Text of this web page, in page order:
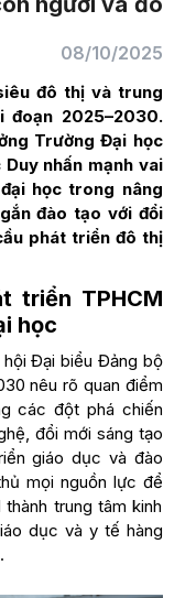
08/10/2025
đô thị và trung
2025–2030.
Trường Đại học
Duy nhấn mạnh vai
học trong nâng
đào tạo với đổi
phát triển đô thị
triển TPHCM
học
Đại biểu Đảng bộ
nêu rõ quan điểm
các đột phá chiến
đổi mới sáng tạo
giáo dục và đào
mọi nguồn lực để
trung tâm kinh
dục và y tế hàng